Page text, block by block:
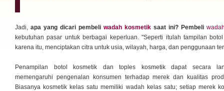
Jadi, apa yang dicari pembeli wadah kosmetik saat ini? Pembeli
kebutuhan pasar untuk berbagai keperluan. "Seperti itulah tampilan
karena itu, menciptakan citra untuk usia, wilayah, harga, dan penggunaan
Penampilan botol kosmetik dan toples kosmetik dapat secara
memengaruhi pengenalan konsumen terhadap merek dan kualitas
Biasanya kosmetik kelas satu memiliki wadah kelas satu; setiap merek